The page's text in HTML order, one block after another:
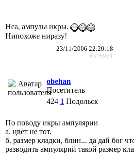
Неа, ампулы икры.
Нипохоже ниразу!
23/11/2006 22:20:18
#376951
obehan
Посетитель
424 1 Подольск
По поводу икры ампулярии
а. цвет не тот.
б. размер кладки, блин... да дай бог
разводить ампулярий такой размер